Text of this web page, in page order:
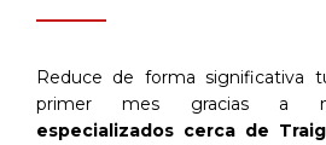
Reduce de forma significativa
primer mes gracias a
especializados cerca de